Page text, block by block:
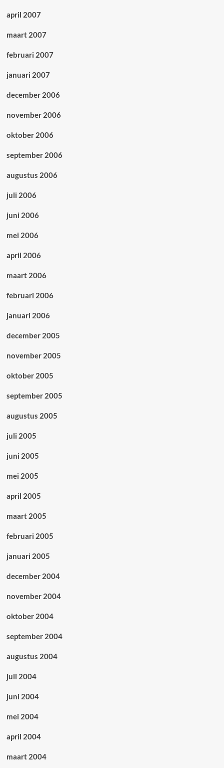
april 2007
maart 2007
februari 2007
januari 2007
december 2006
november 2006
oktober 2006
september 2006
augustus 2006
juli 2006
juni 2006
mei 2006
april 2006
maart 2006
februari 2006
januari 2006
december 2005
november 2005
oktober 2005
september 2005
augustus 2005
juli 2005
juni 2005
mei 2005
april 2005
maart 2005
februari 2005
januari 2005
december 2004
november 2004
oktober 2004
september 2004
augustus 2004
juli 2004
juni 2004
mei 2004
april 2004
maart 2004